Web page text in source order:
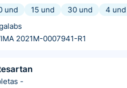
und
15 und 30 und
4 und
2021M-0007941-R1
-